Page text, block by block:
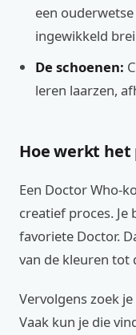
een
ingewikkeld
De schoenen:
leren laarzen,
Hoe werkt het
Een Doctor Who-
creatief proces.
favoriete Doctor.
van de kleuren tot
Vervolgens zoek
Vaak kun je die